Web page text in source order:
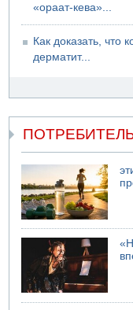
«ораат-кева»...
Как доказать, что
дерматит...